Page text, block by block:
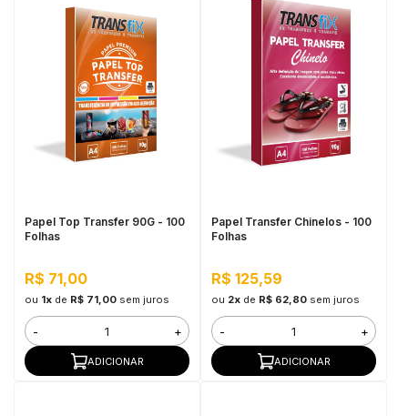
Papel Top Transfer 90G - 100
Folhas
R$ 71,00
ou 1xde R$ 71,00 sem juros
- +
ADICIONAR
Papel Transfer Chinelos - 100
Folhas
R$ 125,59
ou 2xde R$ 62,80 sem juros
- +
ADICIONAR